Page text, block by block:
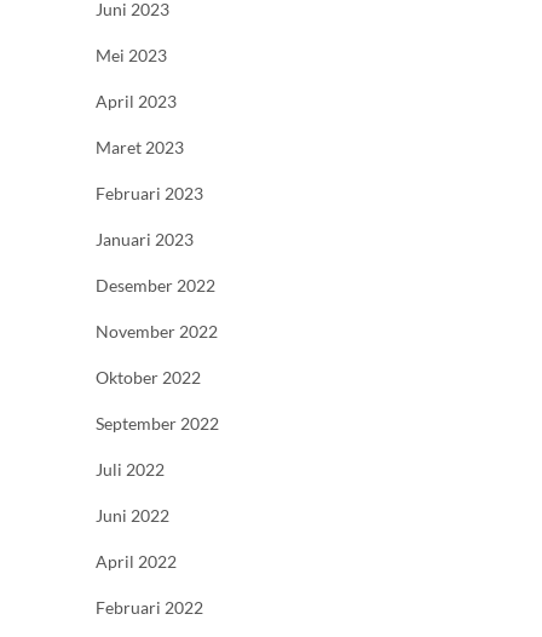
Juni 2023
Mei 2023
April 2023
Maret 2023
Februari 2023
Januari 2023
Desember 2022
November 2022
Oktober 2022
September 2022
Juli 2022
Juni 2022
April 2022
Februari 2022